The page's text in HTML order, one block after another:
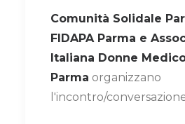
Comunità Solidale
FIDAPA Parma e
Italiana Donne
Parma organizzano
l'incontro/